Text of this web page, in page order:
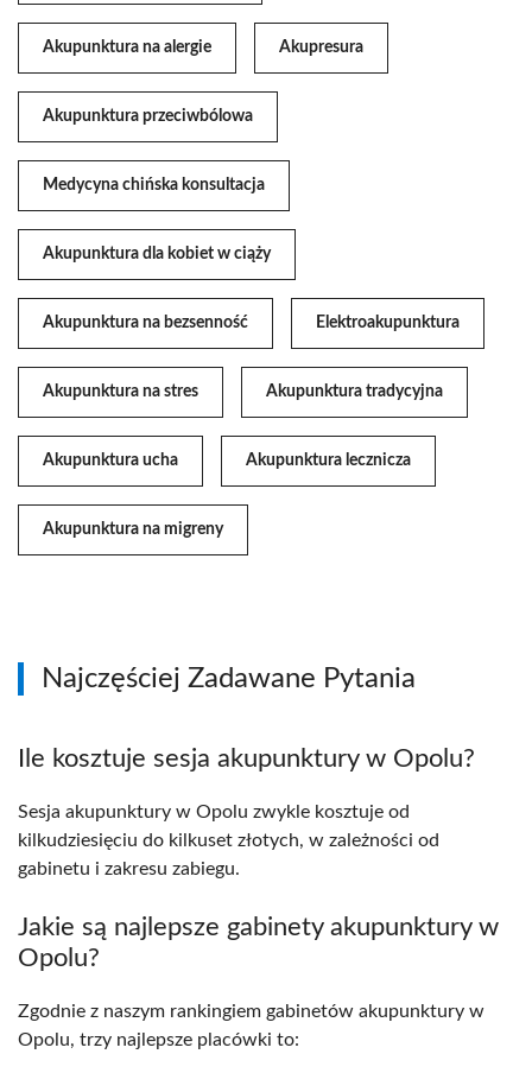
Akupunktura na alergie Akupresura
Akupunktura przeciwbólowa
Medycyna chińska konsultacja
Akupunktura dla kobiet w ciąży
Akupunktura na bezsenność Elektroakupunktura
Akupunktura na stres Akupunktura tradycyjna
Akupunktura ucha Akupunktura lecznicza
Akupunktura na migreny
Najczęściej Zadawane Pytania
Ile kosztuje sesja akupunktury w Opolu?
Sesja akupunktury w Opolu zwykle kosztuje od
kilkudziesięciu do kilkuset złotych, w zależności od
gabinetu i zakresu zabiegu.
Jakie są najlepsze gabinety akupunktury w
Opolu?
Zgodnie z naszym rankingiem gabinetów akupunktury w
Opolu, trzy najlepsze placówki to: